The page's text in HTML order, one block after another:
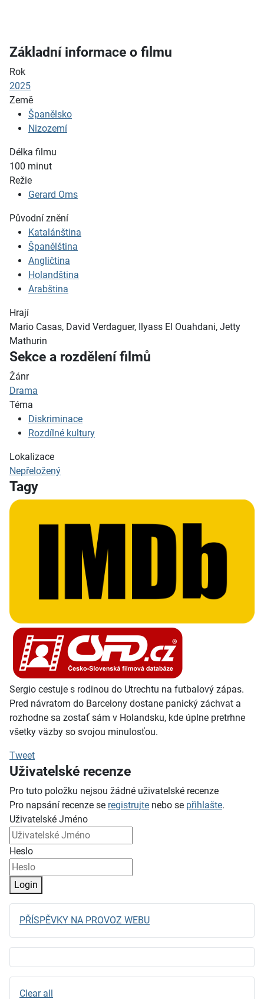
Základní informace o filmu
Rok
2025
Země
Španělsko
Nizozemí
Délka filmu
100 minut
Režie
Gerard Oms
Původní znění
Katalánština
Španělština
Angličtina
Holandština
Arabština
Hrají
Mario Casas, David Verdaguer, Ilyass El Ouahdani, Jetty
Mathurin
Sekce a rozdělení filmů
Žánr
Drama
Téma
Diskriminace
Rozdílné kultury
Lokalizace
Nepřeložený
Tagy
Sergio cestuje s rodinou do Utrechtu na futbalový zápas.
Pred návratom do Barcelony dostane panický záchvat a
rozhodne sa zostať sám v Holandsku, kde úplne pretrhne
všetky väzby so svojou minulosťou.
Tweet
Uživatelské recenze
Pro tuto položku nejsou žádné uživatelské recenze
Pro napsání recenze se registrujte nebo se přihlašte.
Uživatelské Jméno
Heslo
Login
PŘÍSPĚVKY NA PROVOZ WEBU
Clear all